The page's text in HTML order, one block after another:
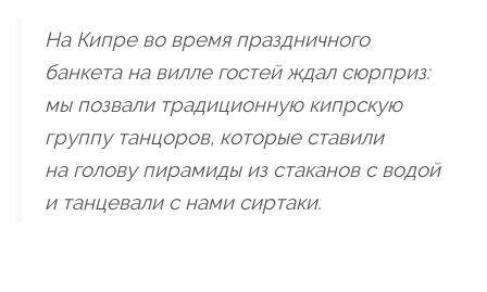
На Кипре во время праздничного
банкета на вилле гостей ждал сюрприз:
мы позвали традиционную кипрскую
группу танцоров, которые ставили
на голову пирамиды из стаканов с водой
и танцевали с нами сиртаки.